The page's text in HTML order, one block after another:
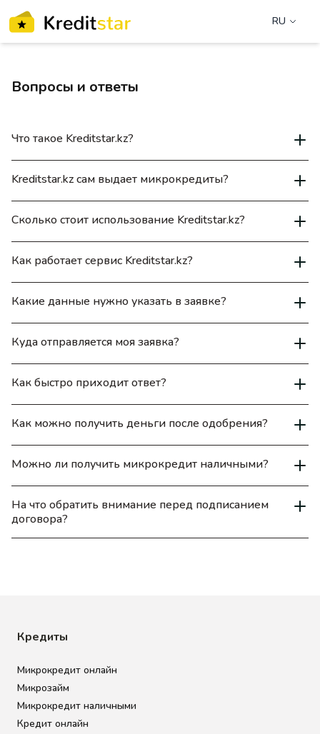
RU
Вопросы и ответы
Что такое Kreditstar.kz?
Kreditstar.kz сам выдает микрокредиты?
Сколько стоит использование Kreditstar.kz?
Как работает сервис Kreditstar.kz?
Какие данные нужно указать в заявке?
Куда отправляется моя заявка?
Как быстро приходит ответ?
Как можно получить деньги после одобрения?
Можно ли получить микрокредит наличными?
На что обратить внимание перед подписанием
договора?
Кредиты
Микрокредит онлайн
Микрозайм
Микрокредит наличными
Кредит онлайн